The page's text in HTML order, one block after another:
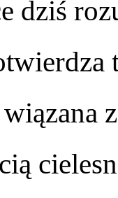
dziś